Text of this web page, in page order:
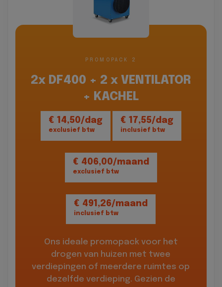
PROMOPACK 2
2x DF400 + 2 x VENTILATOR
+ KACHEL
€ 14,50/dag
exclusief btw
€ 17,55/dag
inclusief btw
€ 406,00/maand
exclusief btw
€ 491,26/maand
inclusief btw
Ons ideale promopack voor het
drogen van huizen met twee
verdiepingen of meerdere ruimtes op
dezelfde verdieping. Gezien de